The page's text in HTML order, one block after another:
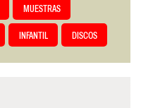
MUESTRAS
INFANTIL DISCOS